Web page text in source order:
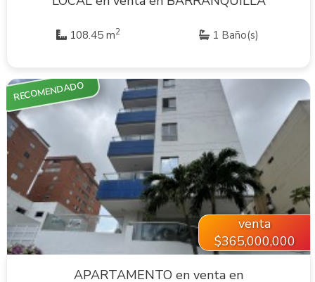
108.45 m2 1 Baño(s)
VER INMUEBLE
RECOMENDADO
venta
$365,000,000
APARTAMENTO en venta en